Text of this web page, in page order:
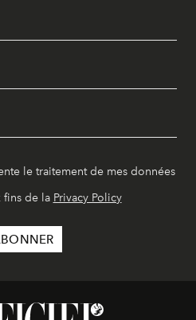
le traitement de mes données
fins de la Privacy Policy